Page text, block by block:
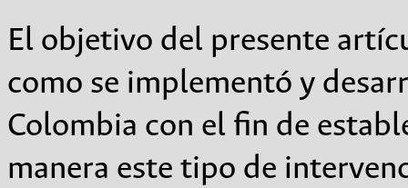
El objetivo del presente
como se implementó y
Colombia con el fin de
manera este tipo de